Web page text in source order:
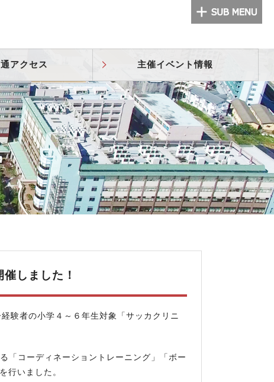
アクセス 主催イベント情報
しました！
験者の小学４～６年生対象「サッカクリニ
「コーディネーショントレーニング」「ボー
行いました。